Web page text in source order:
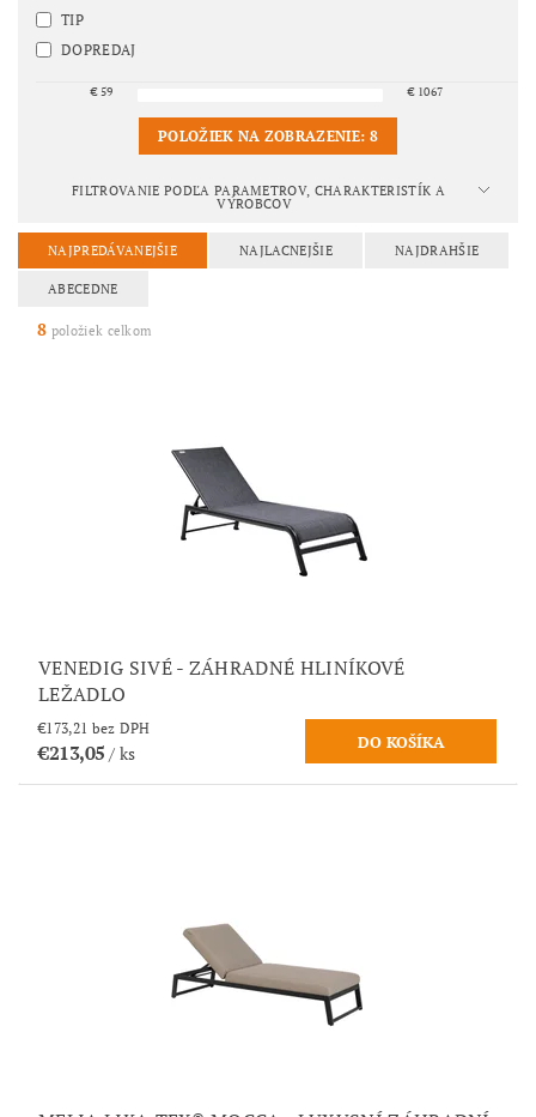
TIP
DOPREDAJ
€59 € 1067
POLOŽIEK NA ZOBRAZENIE: 8
FILTROVANIE PODĽA PARAMETROV, CHARAKTERISTÍK A
VÝROBCOV
NAJPREDÁVANEJŠIE NAJLACNEJŠIE NAJDRAHŠIE
ABECEDNE
8 položiek celkom
VENEDIG SIVÉ - ZÁHRADNÉ HLINÍKOVÉ
LEŽADLO
€173,21 bez DPH
€213,05/ ks